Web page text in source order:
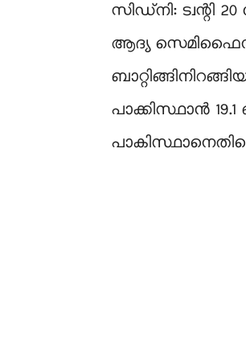
സിഡ്നി:
ആദ്യ
പാക്കിസ്ഥാൻ